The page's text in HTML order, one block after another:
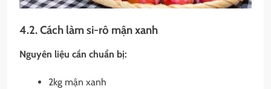
4.2. Cách làm si-rô mận xanh
Nguyên liệu cần chuẩn bị:
2kg mận xanh